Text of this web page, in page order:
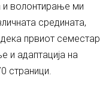
и волонтирање ми
средината,
првиот семестар
и адаптација на
страници.